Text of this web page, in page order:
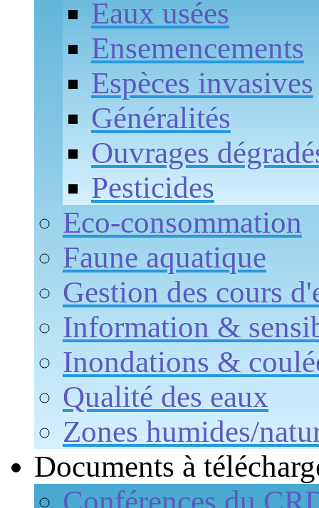
Eaux usées
Ensemencements
Espèces invasives
Généralités
Ouvrages
Pesticides
Eco-consommation
Faune aquatique
Gestion des cours
Information &
Inondations &
Qualité des eaux
Zones humides/
Documents à
Conférences du